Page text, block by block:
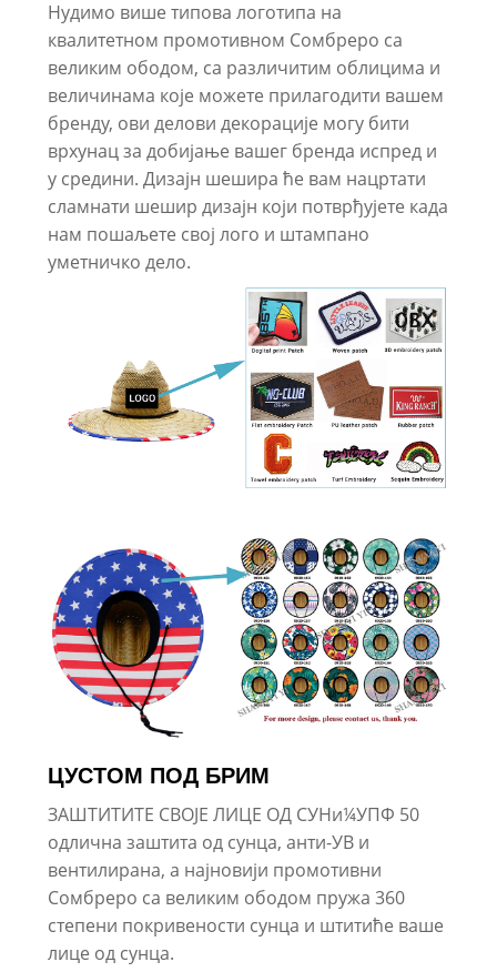
Нудимо више типова логотипа на
квалитетном промотивном Сомбреро са
великим ободом, са различитим облицима и
величинама које можете прилагодити вашем
бренду, ови делови декорације могу бити
врхунац за добијање вашег бренда испред и
у средини. Дизајн шешира ће вам нацртати
сламнати шешир дизајн који потврђујете када
нам пошаљете свој лого и штампано
уметничко дело.
ЦУСТОМ ПОД БРИМ
ЗАШТИТИТЕ СВОЈЕ ЛИЦЕ ОД СУНи¼УПФ 50
одлична заштита од сунца, анти-УВ и
вентилирана, а најновији промотивни
Сомбреро са великим ободом пружа 360
степени покривености сунца и штитиће ваше
лице од сунца.